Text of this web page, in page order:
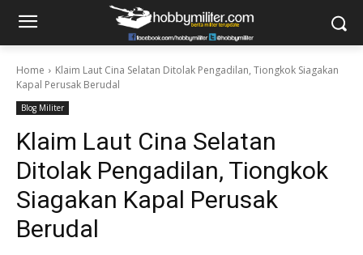
Home
Klaim Laut Cina Selatan Ditolak Pengadilan, Tiongkok Siagakan
Kapal Perusak Berudal
Blog Militer
Klaim Laut Cina Selatan
Ditolak Pengadilan, Tiongkok
Siagakan Kapal Perusak
Berudal